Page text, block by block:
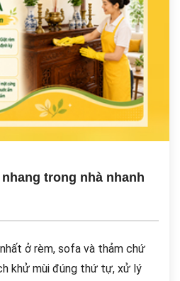
trong nhà nhanh
ở rèm, sofa và thảm chứ
khử mùi đúng thứ tự, xử lý